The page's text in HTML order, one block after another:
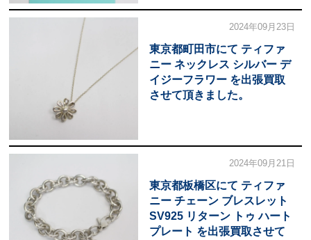
2024年09月23日
東京都町田市にて ティファ
ニー ネックレス シルバー デ
イジーフラワー を出張買取
させて頂きました。
2024年09月21日
東京都板橋区にて ティファ
ニー チェーン ブレスレット
SV925 リターン トゥ ハート
プレート を出張買取させて